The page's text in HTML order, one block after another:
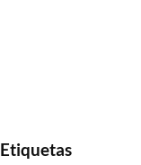
Etiquetas